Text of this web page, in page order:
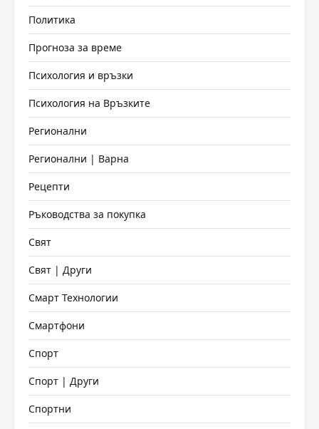
Политика
Прогноза за време
Психология и връзки
Психология на Връзките
Регионални
Регионални | Варна
Рецепти
Ръководства за покупка
Свят
Свят | Други
Смарт Технологии
Смартфони
Спорт
Спорт | Други
Спортни